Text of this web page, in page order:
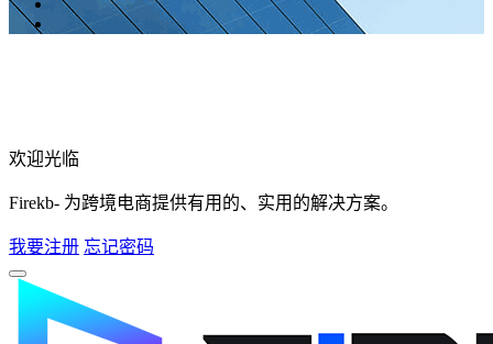
欢迎光临
Firekb- 为跨境电商提供有用的、实用的解决方案。
我要注册 忘记密码